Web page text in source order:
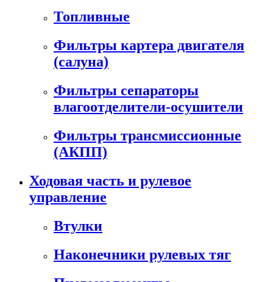
Топливные
Фильтры картера двигателя
(салуна)
Фильтры сепараторы
влагоотделители-осушители
Фильтры трансмиссионные
(АКПП)
Ходовая часть и рулевое
управление
Втулки
Наконечники рулевых тяг